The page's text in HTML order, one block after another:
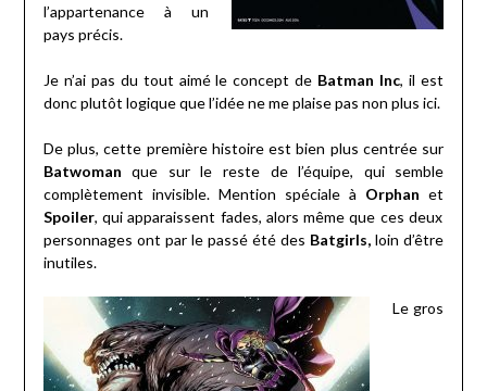
l’appartenance à un
pays précis.
Je n’ai pas du tout aimé le concept de Batman Inc, il est
donc plutôt logique que l’idée ne me plaise pas non plus ici.
De plus, cette première histoire est bien plus centrée sur
Batwoman que sur le reste de l’équipe, qui semble
complètement invisible. Mention spéciale à Orphan et
Spoiler, qui apparaissent fades, alors même que ces deux
personnages ont par le passé été des Batgirls, loin d’être
inutiles.
Le gros